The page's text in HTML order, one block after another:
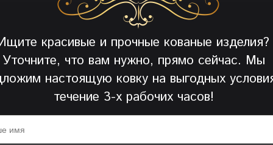
красивые и прочные кованые изделия?
Уточните, что вам нужно, прямо сейчас. Мы
настоящую ковку на выгодных
течение 3-х рабочих часов!